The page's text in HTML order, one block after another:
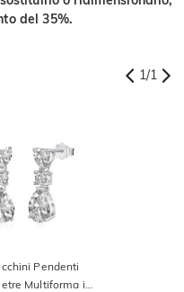
del 35%.
1/1
Pendenti
Multiforma in